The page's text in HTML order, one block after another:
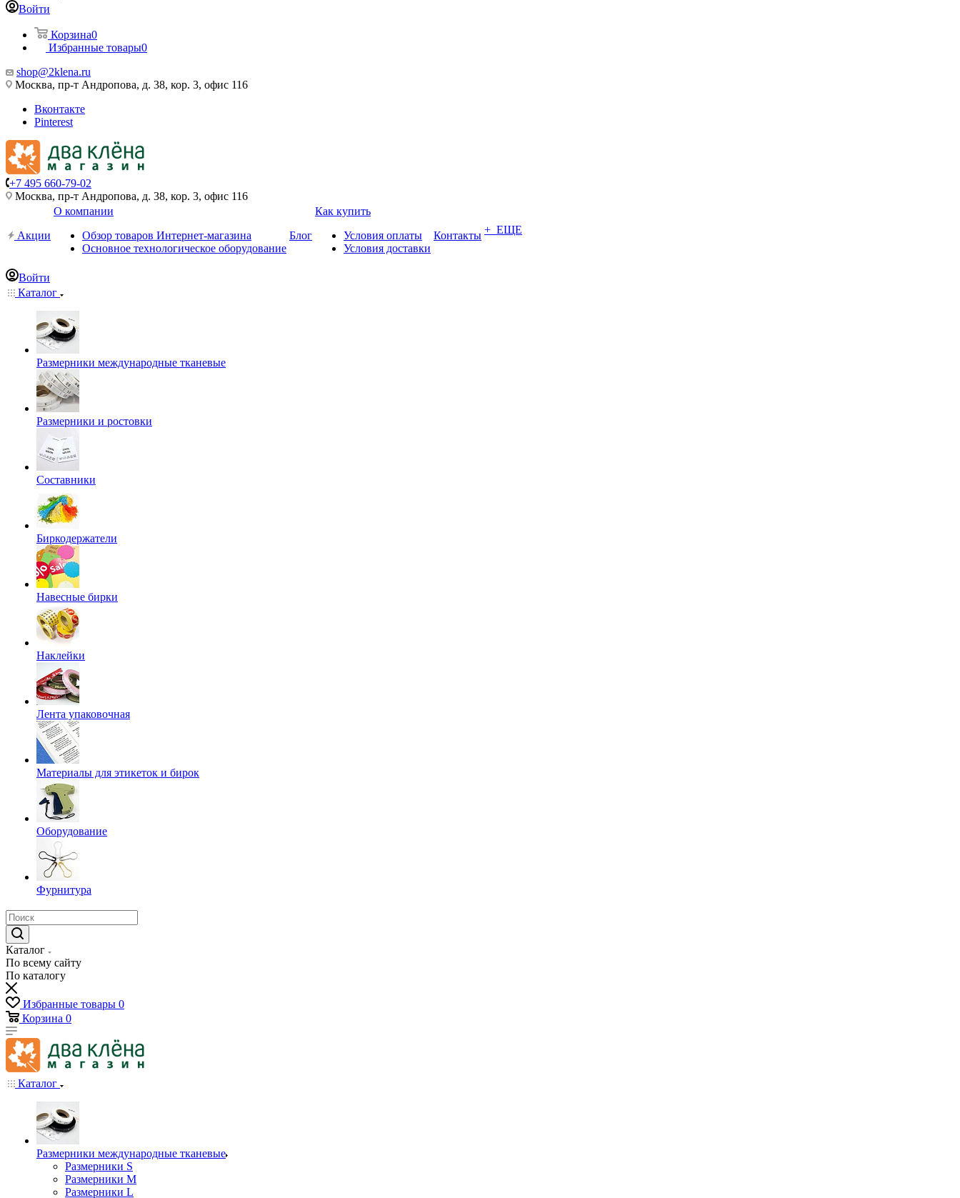
Войти
Корзина0
Избранные товары0
shop@2klena.ru
Москва, пр-т Андропова, д. 38, кор. 3, офис 116
Вконтакте
Pinterest
+7 495 660-79-02
Москва, пр-т Андропова, д. 38, кор. 3, офис 116
Акции
О компании
Обзор товаров Интернет-магазина
Основное технологическое оборудование
Блог
Как купить
Условия оплаты
Условия доставки
Контакты + ЕЩЕ
Войти
Каталог
Размерники международные тканевые
Размерники и ростовки
Составники
Биркодержатели
Навесные бирки
Наклейки
Лента упаковочная
Материалы для этикеток и бирок
Оборудование
Фурнитура
Каталог
По всему сайту
По каталогу
Избранные товары 0
Корзина 0
Каталог
Размерники международные тканевые
Размерники S
Размерники M
Размерники L